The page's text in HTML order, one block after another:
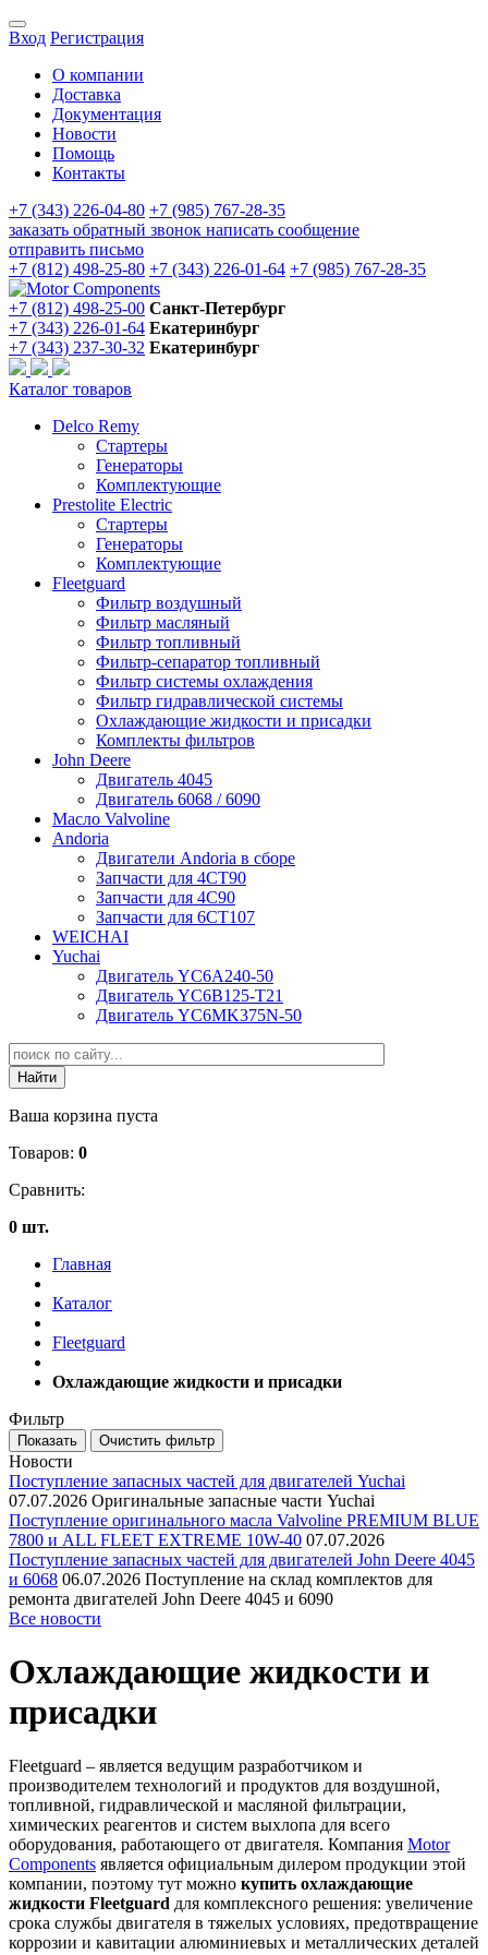
Вход Регистрация
О компании
Доставка
Документация
Новости
Помощь
Контакты
+7 (343) 226-04-80 +7 (985) 767-28-35
заказать обратный звонок написать сообщение
отправить письмо
+7 (812) 498-25-80 +7 (343) 226-01-64 +7 (985) 767-28-35
+7 (812) 498-25-00 Санкт-Петербург
+7 (343) 226-01-64 Екатеринбург
+7 (343) 237-30-32 Екатеринбург
Каталог товаров
Delco Remy
Стартеры
Генераторы
Комплектующие
Prestolite Electric
Стартеры
Генераторы
Комплектующие
Fleetguard
Фильтр воздушный
Фильтр масляный
Фильтр топливный
Фильтр-сепаратор топливный
Фильтр системы охлаждения
Фильтр гидравлической системы
Охлаждающие жидкости и присадки
Комплекты фильтров
John Deere
Двигатель 4045
Двигатель 6068 / 6090
Масло Valvoline
Andoria
Двигатели Andoria в сборе
Запчасти для 4CT90
Запчасти для 4С90
Запчасти для 6CT107
WEICHAI
Yuchai
Двигатель YC6A240-50
Двигатель YC6B125-T21
Двигатель YC6MK375N-50
Ваша корзина пуста
Товаров: 0
Сравнить:
0 шт.
Главная
Каталог
Fleetguard
Охлаждающие жидкости и присадки
Фильтр
Новости
Поступление запасных частей для двигателей Yuchai
07.07.2026 Оригинальные запасные части Yuchai
Поступление оригинального масла Valvoline PREMIUM BLUE
7800 и ALL FLEET EXTREME 10W-40 07.07.2026
Поступление запасных частей для двигателей John Deere 4045
и 6068 06.07.2026 Поступление на склад комплектов для
ремонта двигателей John Deere 4045 и 6090
Все новости
Охлаждающие жидкости и
присадки
Fleetguard – является ведущим разработчиком и
производителем технологий и продуктов для воздушной,
топливной, гидравлической и масляной фильтрации,
химических реагентов и систем выхлопа для всего
оборудования, работающего от двигателя. Компания Motor
Components является официальным дилером продукции этой
компании, поэтому тут можно купить охлаждающие
жидкости Fleetguard для комплексного решения: увеличение
срока службы двигателя в тяжелых условиях, предотвращение
коррозии и кавитации алюминиевых и металлических деталей